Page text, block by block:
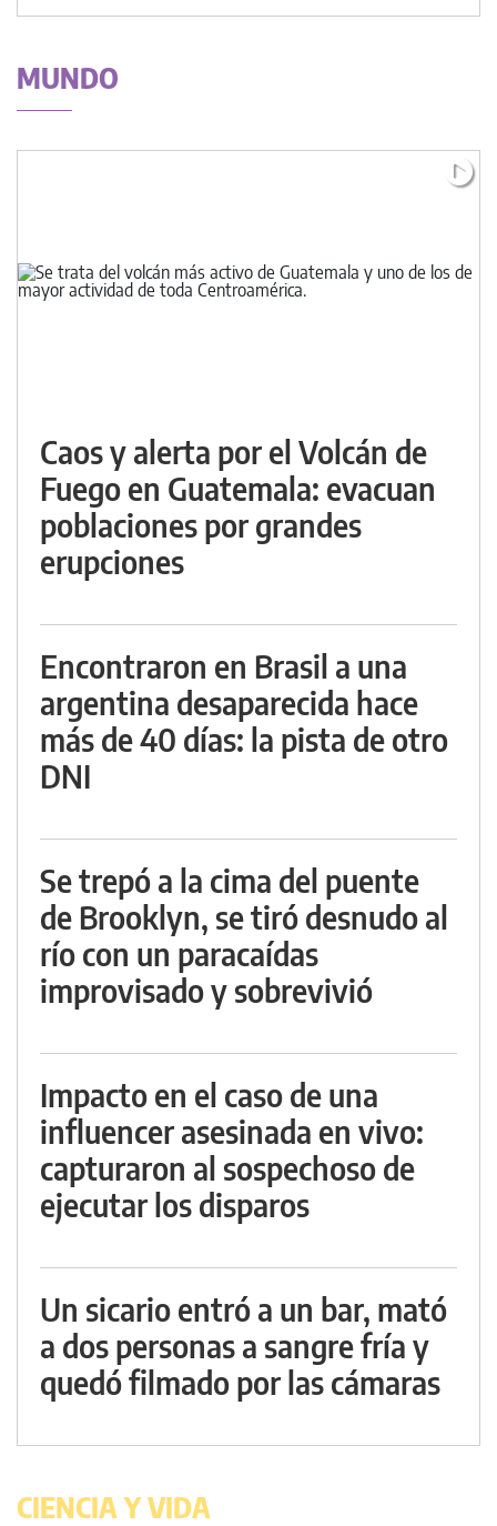
MUNDO
Caos y alerta por el Volcán de
Fuego en Guatemala: evacuan
poblaciones por grandes
erupciones
Encontraron en Brasil a una
argentina desaparecida hace
más de 40 días: la pista de otro
DNI
Se trepó a la cima del puente
de Brooklyn, se tiró desnudo al
río con un paracaídas
improvisado y sobrevivió
Impacto en el caso de una
influencer asesinada en vivo:
capturaron al sospechoso de
ejecutar los disparos
Un sicario entró a un bar, mató
a dos personas a sangre fría y
quedó filmado por las cámaras
CIENCIA Y VIDA